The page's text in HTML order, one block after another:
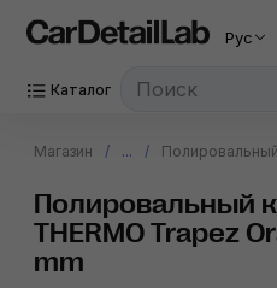
Рус
Каталог
Магазин ...
Полировальный
THERMO Trapez
mm